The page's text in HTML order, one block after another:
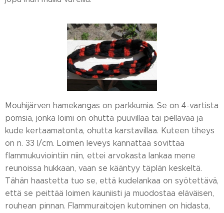
Mouhijärven hamekangas on parkkumia. Se on 4-vartista
pomsia, jonka loimi on ohutta puuvillaa tai pellavaa ja
kude kertaamatonta, ohutta karstavillaa. Kuteen tiheys
on n. 33 l/cm. Loimen leveys kannattaa sovittaa
flammukuviointiin niin, ettei arvokasta lankaa mene
reunoissa hukkaan, vaan se kääntyy täplän keskeltä.
Tähän haastetta tuo se, että kudelankaa on syötettävä,
että se peittää loimen kauniisti ja muodostaa eläväisen,
rouhean pinnan. Flammuraitojen kutominen on hidasta,